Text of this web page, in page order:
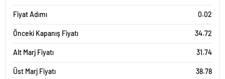
Fiyat Adımı 0.02
Önceki Kapanış Fiyatı 34.72
Alt Marj Fiyatı 31.74
Üst Marj Fiyatı 38.78